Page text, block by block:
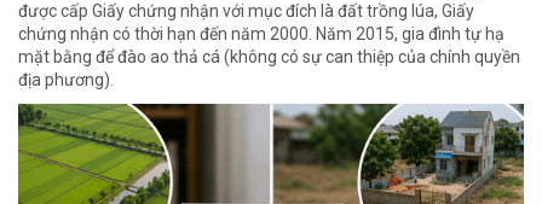
được cấp Giấy chứng nhận với mục đích là đất trồng lúa, Giấy
chứng nhận có thời hạn đến năm 2000. Năm 2015, gia đình tự hạ
mặt bằng để đào ao thả cá (không có sự can thiệp của chính quyền
địa phương).